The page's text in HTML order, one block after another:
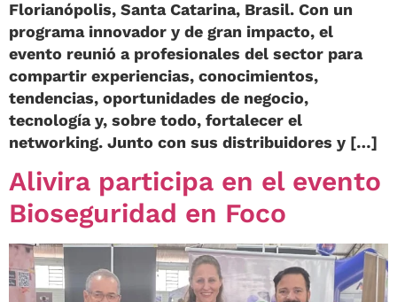
Florianópolis, Santa Catarina, Brasil. Con un
programa innovador y de gran impacto, el
evento reunió a profesionales del sector para
compartir experiencias, conocimientos,
tendencias, oportunidades de negocio,
tecnología y, sobre todo, fortalecer el
networking. Junto con sus distribuidores y […]
Alivira participa en el evento
Bioseguridad en Foco